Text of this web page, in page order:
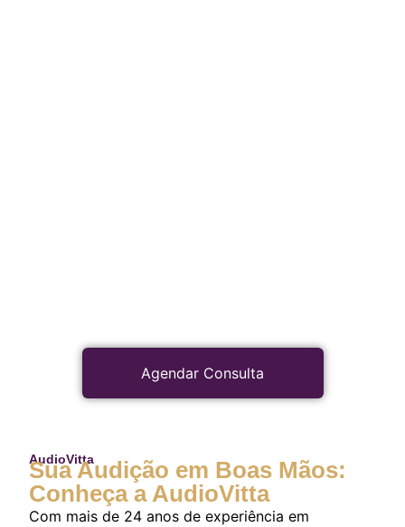
Agendar Consulta
AudioVitta
Sua Audição em Boas Mãos:
Conheça a AudioVitta
Com mais de 24 anos de experiência em